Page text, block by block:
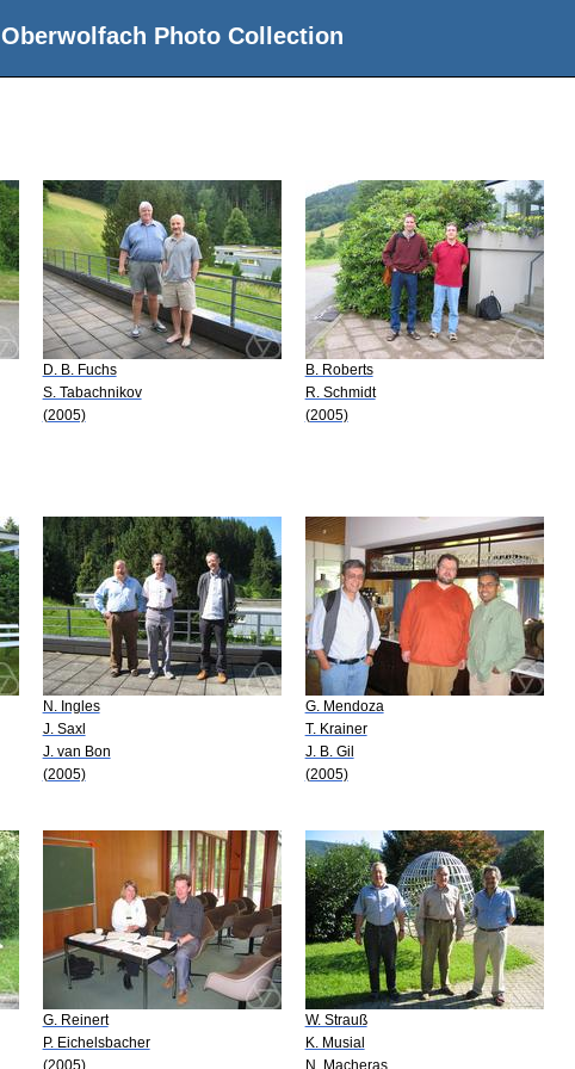
Oberwolfach Photo Collection
D. B. Fuchs
S. Tabachnikov
(2005)
B. Roberts
R. Schmidt
(2005)
N. Ingles
J. Saxl
J. van Bon
(2005)
G. Mendoza
T. Krainer
J. B. Gil
(2005)
G. Reinert
P. Eichelsbacher
(2005)
W. Strauß
K. Musial
N. Macheras